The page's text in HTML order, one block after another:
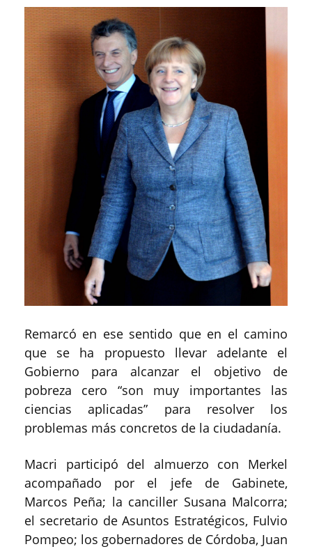
Remarcó en ese sentido que en el camino
que se ha propuesto llevar adelante el
Gobierno para alcanzar el objetivo de
pobreza cero “son muy importantes las
ciencias aplicadas” para resolver los
problemas más concretos de la ciudadanía.
Macri participó del almuerzo con Merkel
acompañado por el jefe de Gabinete,
Marcos Peña; la canciller Susana Malcorra;
el secretario de Asuntos Estratégicos, Fulvio
Pompeo; los gobernadores de Córdoba, Juan